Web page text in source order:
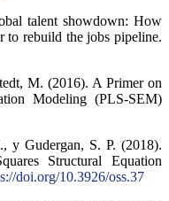
talent showdown: How
to rebuild the jobs pipeline.
M. (2016). A Primer on
Modeling (PLS-SEM)
y Gudergan, S. P. (2018).
Structural Equation
doi.org/10.3926/oss.37